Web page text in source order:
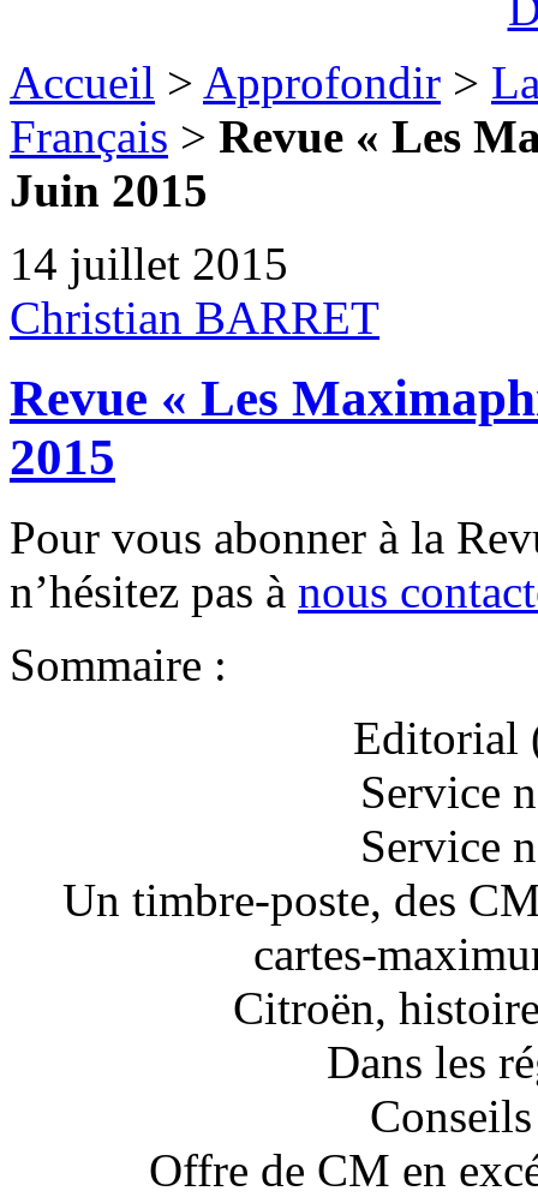
Accueil > Approfondir >
Français > Revue « Les
Juin 2015
14 juillet 2015
Christian BARRET
Revue « Les
2015
Pour vous abonner à la
n’hésitez pas à nous
Sommaire :
Editorial
Service
Service
Un timbre-poste, des
cartes-
Citroën,
Dans les
Offre de CM en